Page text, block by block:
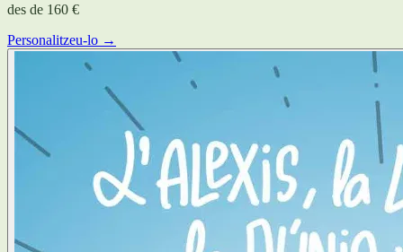
des de 160 €
Personalitzeu-lo →